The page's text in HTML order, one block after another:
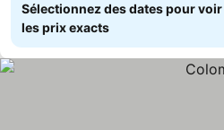
Sélectionnez des dates pour voir
les prix exacts